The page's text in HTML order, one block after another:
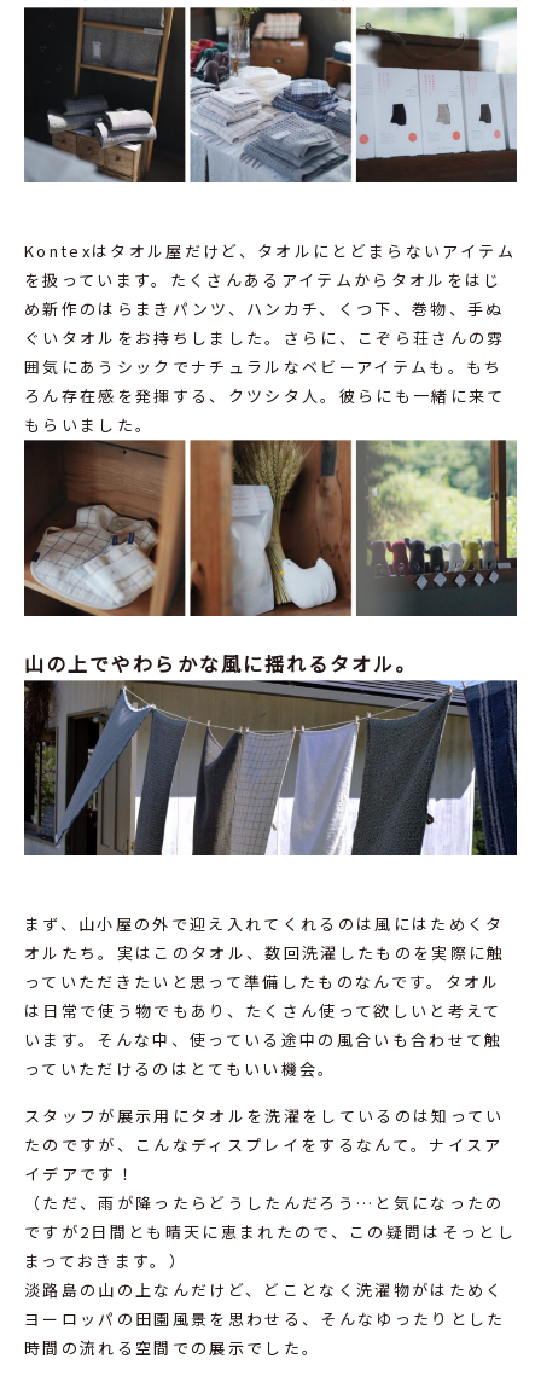
Kontexはタオル屋だけど、タオルにとどまらないアイテム
を扱っています。たくさんあるアイテムからタオルをはじ
め新作のはらまきパンツ、ハンカチ、くつ下、巻物、手ぬ
ぐいタオルをお持ちしました。さらに、こぞら荘さんの雰
囲気にあうシックでナチュラルなベビーアイテムも。もち
ろん存在感を発揮する、クツシタ人。彼らにも一緒に来て
もらいました。
山の上でやわらかな風に揺れるタオル。
まず、山小屋の外で迎え入れてくれるのは風にはためくタ
オルたち。実はこのタオル、数回洗濯したものを実際に触
っていただきたいと思って準備したものなんです。タオル
は日常で使う物でもあり、たくさん使って欲しいと考えて
います。そんな中、使っている途中の風合いも合わせて触
っていただけるのはとてもいい機会。
スタッフが展示用にタオルを洗濯をしているのは知ってい
たのですが、こんなディスプレイをするなんて。ナイスア
イデアです！
（ただ、雨が降ったらどうしたんだろう…と気になったの
ですが2日間とも晴天に恵まれたので、この疑問はそっとし
まっておきます。）
淡路島の山の上なんだけど、どことなく洗濯物がはためく
ヨーロッパの田園風景を思わせる、そんなゆったりとした
時間の流れる空間での展示でした。